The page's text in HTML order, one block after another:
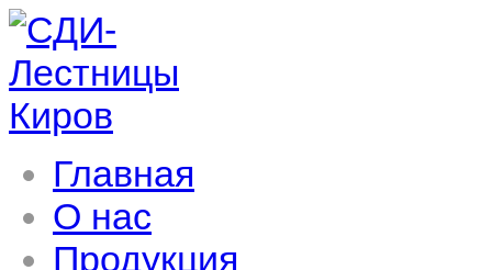
Главная
О нас
Продукция